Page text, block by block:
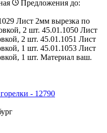
Предложения до:
Лист 2мм вырезка по
2 шт. 45.01.1050 Лист
2 шт. 45.01.1051 Лист
1 шт. 45.01.1053 Лист
1 шт. Материал ваш.
- 12790